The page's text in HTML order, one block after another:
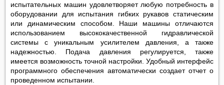
испытательных машин удовлетворяет любую потребность в
оборудовании для испытания гибких рукавов статическим
или динамическим способом. Наши машины отличаются
использованием высококачественной гидравлической
системы с уникальным усилителем давления, а также
надежностью. Подача давления регулируется, также
имеется возможность точной настройки. Удобный интерфейс
программного обеспечения автоматически создает отчет о
проведенном испытании.